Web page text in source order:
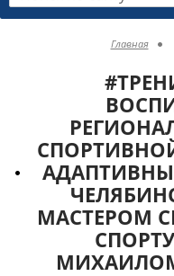
Главная
МАСТЕРОМ